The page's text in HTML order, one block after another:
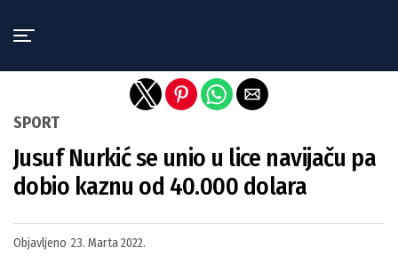
SPORT
Jusuf Nurkić se unio u lice navijaču pa
dobio kaznu od 40.000 dolara
Objavljeno 23. Marta 2022.